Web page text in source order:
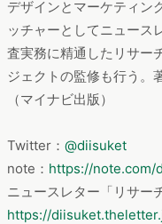
デザインとマーケティン
ッチャーとしてニュース
査実務に精通したリサー
ジェクトの監修も行う。
（マイナビ出版）
Twitter： @diisuket
note： https://note.com/
ニュースレター「リサー
https://